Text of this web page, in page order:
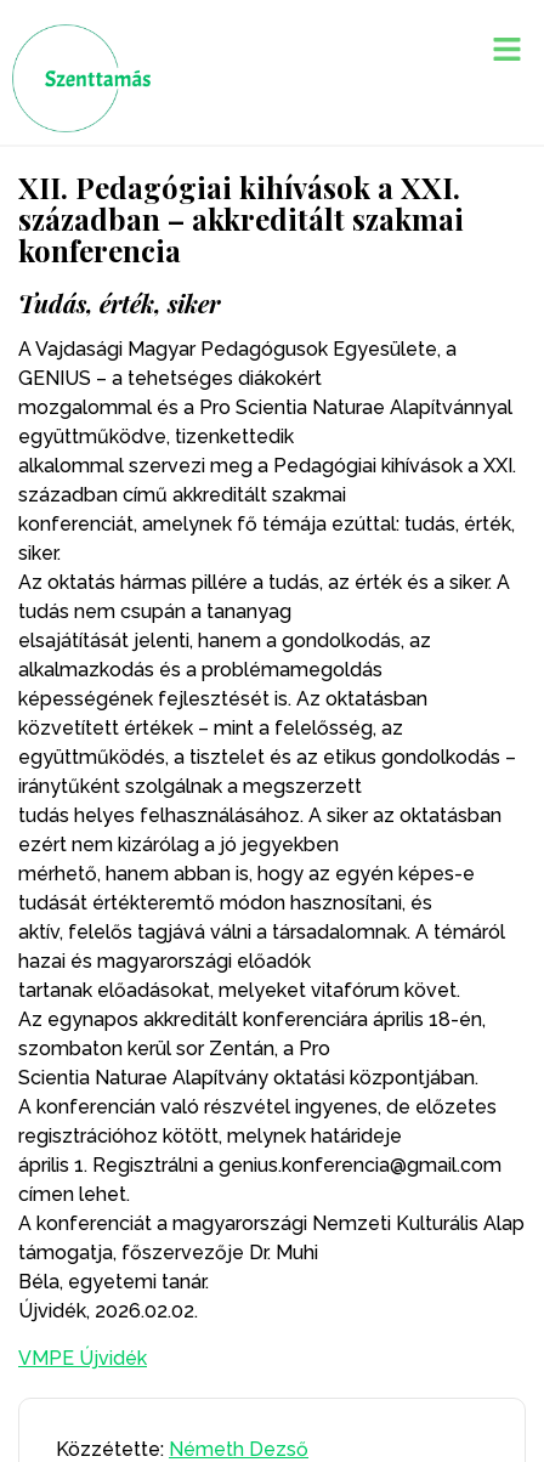
XII. Pedagógiai kihívások a XXI.
században – akkreditált szakmai
konferencia
Tudás, érték, siker
A Vajdasági Magyar Pedagógusok Egyesülete, a
GENIUS – a tehetséges diákokért
mozgalommal és a Pro Scientia Naturae Alapítvánnyal
együttműködve, tizenkettedik
alkalommal szervezi meg a Pedagógiai kihívások a XXI.
században című akkreditált szakmai
konferenciát, amelynek fő témája ezúttal: tudás, érték,
siker.
Az oktatás hármas pillére a tudás, az érték és a siker. A
tudás nem csupán a tananyag
elsajátítását jelenti, hanem a gondolkodás, az
alkalmazkodás és a problémamegoldás
képességének fejlesztését is. Az oktatásban
közvetített értékek – mint a felelősség, az
együttműködés, a tisztelet és az etikus gondolkodás –
iránytűként szolgálnak a megszerzett
tudás helyes felhasználásához. A siker az oktatásban
ezért nem kizárólag a jó jegyekben
mérhető, hanem abban is, hogy az egyén képes-e
tudását értékteremtő módon hasznosítani, és
aktív, felelős tagjává válni a társadalomnak. A témáról
hazai és magyarországi előadók
tartanak előadásokat, melyeket vitafórum követ.
Az egynapos akkreditált konferenciára április 18-én,
szombaton kerül sor Zentán, a Pro
Scientia Naturae Alapítvány oktatási központjában.
A konferencián való részvétel ingyenes, de előzetes
regisztrációhoz kötött, melynek határideje
április 1. Regisztrálni a genius.konferencia@gmail.com
címen lehet.
A konferenciát a magyarországi Nemzeti Kulturális Alap
támogatja, főszervezője Dr. Muhi
Béla, egyetemi tanár.
Újvidék, 2026.02.02.
VMPE Újvidék
Közzétette: Németh Dezső